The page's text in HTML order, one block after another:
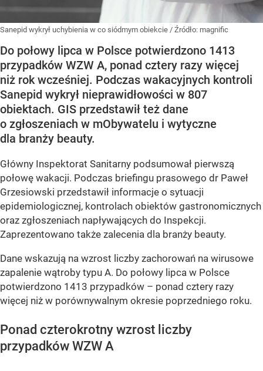
Sanepid wykrył uchybienia w co siódmym obiekcie / Źródło: magnific
Do połowy lipca w Polsce potwierdzono 1413
przypadków WZW A, ponad cztery razy więcej
niż rok wcześniej. Podczas wakacyjnych kontroli
Sanepid wykrył nieprawidłowości w 807
obiektach. GIS przedstawił też dane
o zgłoszeniach w mObywatelu i wytyczne
dla branży beauty.
Główny Inspektorat Sanitarny podsumował pierwszą
połowę wakacji. Podczas briefingu prasowego dr Paweł
Grzesiowski przedstawił informacje o sytuacji
epidemiologicznej, kontrolach obiektów gastronomicznych
oraz zgłoszeniach napływających do Inspekcji.
Zaprezentowano także zalecenia dla branży beauty.
Dane wskazują na wzrost liczby zachorowań na wirusowe
zapalenie wątroby typu A. Do połowy lipca w Polsce
potwierdzono 1413 przypadków – ponad cztery razy
więcej niż w porównywalnym okresie poprzedniego roku.
Ponad czterokrotny wzrost liczby
przypadków WZW A